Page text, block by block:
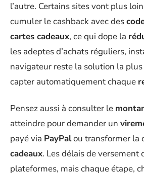
l’autre. Certains sites vont plus
cumuler le cashback avec des
cartes cadeaux, ce qui dope la
les adeptes d’achats réguliers,
navigateur reste la solution la
capter automatiquement chaque
Pensez aussi à consulter le
atteindre pour demander un
payé via PayPalou transformer la
cadeaux. Les délais de
plateformes, mais chaque étape,